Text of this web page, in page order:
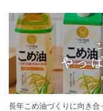
長年こめ油づくりに向き